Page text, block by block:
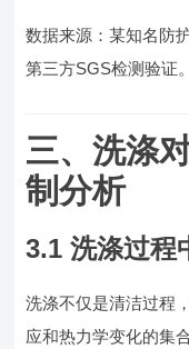
数据来源：某知名防
第三方SGS检测验证。
三、洗涤
制分析
3.1 洗涤过程
洗涤不仅是清洁过程
应和热力学变化的集